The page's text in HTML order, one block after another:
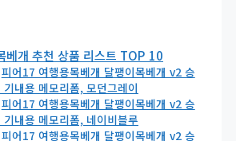
베개 추천 상품 리스트 TOP 10
피어17 여행용목베개 달팽이목베개 v2 승
기내용 메모리폼, 모던그레이
피어17 여행용목베개 달팽이목베개 v2 승
기내용 메모리폼, 네이비블루
피어17 여행용목베개 달팽이목베개 v2 승